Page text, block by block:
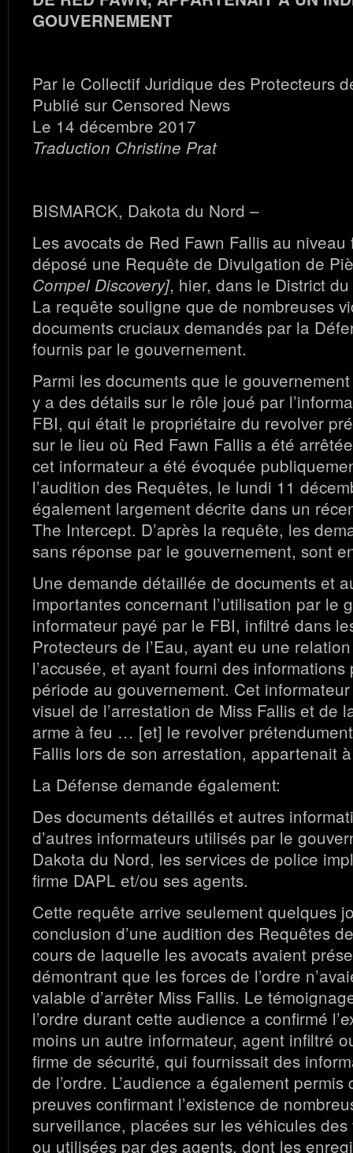
GOUVERNEMENT
Par le Collectif Juridique des Protecteurs
Publié sur Censored News
Le 14 décembre 2017
Traduction Christine Prat
BISMARCK, Dakota du Nord –
Les avocats de Red Fawn Fallis au
déposé une Requête de Divulgation de
Compel Discovery], hier, dans le District
La requête souligne que de nombreuses
documents cruciaux demandés par la
fournis par le gouvernement.
Parmi les documents que le
y a des détails sur le rôle joué par
FBI, qui était le propriétaire du revolver
sur le lieu où Red Fawn Fallis a été
cet informateur a été évoquée
l’audition des Requêtes, le lundi 11
également largement décrite dans un
The Intercept. D’après la requête, les
sans réponse par le gouvernement, sont
Une demande détaillée de documents et
importantes concernant l’utilisation par le
informateur payé par le FBI, infiltré dans
Protecteurs de l’Eau, ayant eu une
l’accusée, et ayant fourni des
période au gouvernement. Cet
visuel de l’arrestation de Miss Fallis et de
arme à feu … [et] le revolver
Fallis lors de son arrestation, appartenait
La Défense demande également:
Des documents détaillés et autres
d’autres informateurs utilisés par le
Dakota du Nord, les services de police
firme DAPL et/ou ses agents.
Cette requête arrive seulement quelques
conclusion d’une audition des Requêtes
cours de laquelle les avocats avaient
démontrant que les forces de l’ordre
valable d’arrêter Miss Fallis. Le
l’ordre durant cette audience a confirmé
moins un autre informateur, agent infiltré
firme de sécurité, qui fournissait des
de l’ordre. L’audience a également
preuves confirmant l’existence de
surveillance, placées sur les véhicules des
ou utilisées par des agents, dont les